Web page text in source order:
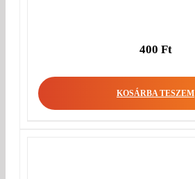
400 Ft
KOSÁRBA TESZEM